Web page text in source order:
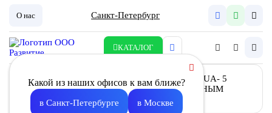
О нас Санкт-Петербург
КАТАЛОГ
Какой из наших офисов к вам ближе?
в Санкт-Петербурге в Москве